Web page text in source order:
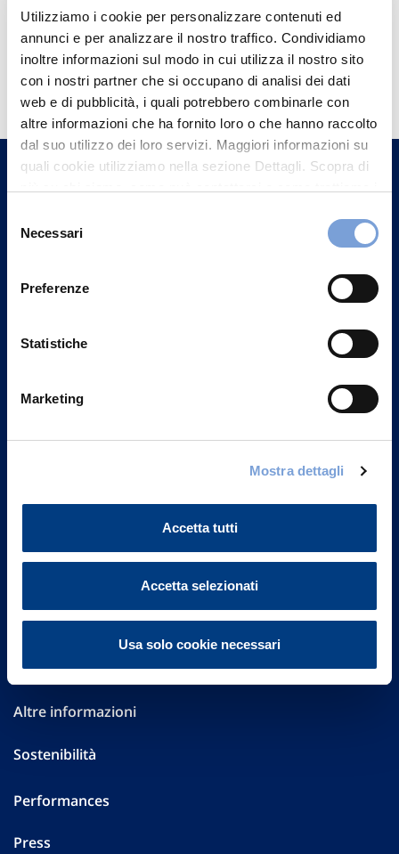
Utilizziamo i cookie per personalizzare contenuti ed
annunci e per analizzare il nostro traffico. Condividiamo
inoltre informazioni sul modo in cui utilizza il nostro sito
con i nostri partner che si occupano di analisi dei dati
web e di pubblicità, i quali potrebbero combinarle con
altre informazioni che ha fornito loro o che hanno raccolto
dal suo utilizzo dei loro servizi. Maggiori informazioni su
quali cookie utilizziamo nella sezione Dettagli. Scopra di
può trovare nel footer del sito nella sezione "Informativa
delNecessari
Preferenze
Statistiche
Marketing
Mostra dettagli
Accetta tutti
Accetta selezionati
Usa solo cookie necessari
Hai bisogno di
informazioni?
Trova l'Agenzia più vicina a te e parla con
un nostro Agente.
Governance
Investor Relations
Altre informazioni
Sostenibilità
Performances
Press